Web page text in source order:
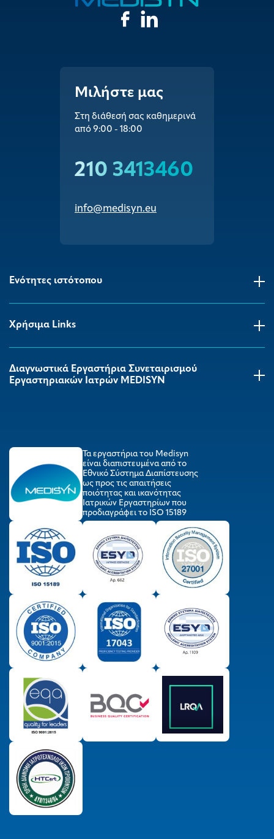
Μιλήστε μας
Στη διάθεσή σας καθημερινά
από 9:00 - 18:00
210 3413460
info@medisyn.eu
Ενότητες ιστότοπου
Χρήσιμα Links
Διαγνωστικά Εργαστήρια Συνεταιρισμού
Εργαστηριακών Ιατρών MEDISYΝ
Τα εργαστήρια του Medisyn
είναι διαπιστευμένα από το
Εθνικό Σύστημα Διαπίστευσης
ως προς τις απαιτήσεις
ποιότητας και ικανότητας
Ιατρικών Εργαστηρίων που
προδιαγράφει το ISO 15189